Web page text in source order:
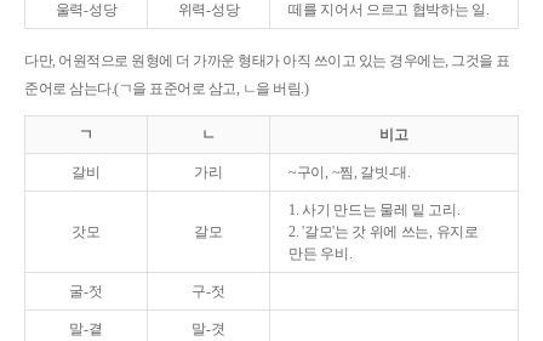
울력-성당 위력-성당 떼를 지어서 으르고 협박하는 일.
다만, 어원적으로 원형에 더 가까운 형태가 아직 쓰이고 있는 경우에는, 그것을 표
준어로 삼는다.(ㄱ을 표준어로 삼고, ㄴ을 버림.)
ㄱ ㄴ 비고
갈비 가리 ~구이, ~찜, 갈빗-대.
갓모 갈모
1. 사기 만드는 물레 밑 고리.
2. '갈모'는 갓 위에 쓰는, 유지로
만든 우비.
굴-젓 구-젓
말-곁 말-겻